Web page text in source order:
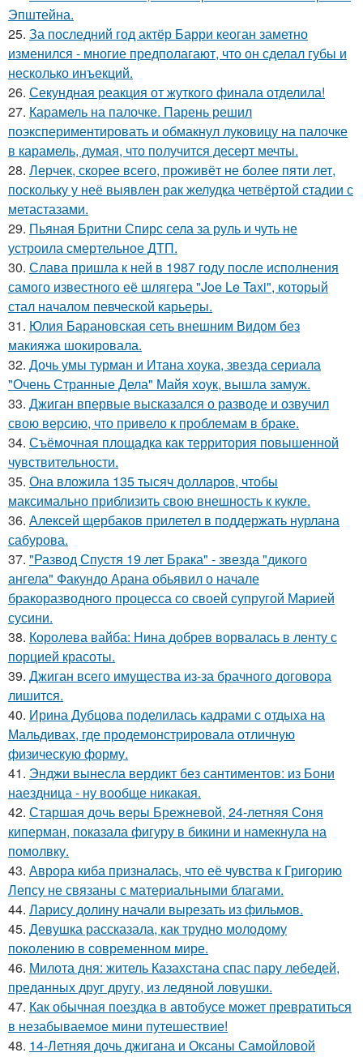
Эпштейна.
25. За последний год актёр Барри кеоган заметно
изменился - многие предполагают, что он сделал губы и
несколько инъекций.
26. Секундная реакция от жуткого финала отделила!
27. Карамель на палочке. Парень решил
поэкспериментировать и обмакнул луковицу на палочке
в карамель, думая, что получится десерт мечты.
28. Лерчек, скорее всего, проживёт не более пяти лет,
поскольку у неё выявлен рак желудка четвёртой стадии с
метастазами.
29. Пьяная Бритни Спирс села за руль и чуть не
устроила смертельное ДТП.
30. Слава пришла к ней в 1987 году после исполнения
самого известного её шлягера "Joe Le Taxi", который
стал началом певческой карьеры.
31. Юлия Барановская сеть внешним Видом без
макияжа шокировала.
32. Дочь умы турман и Итана хоука, звезда сериала
"Очень Странные Дела" Майя хоук, вышла замуж.
33. Джиган впервые высказался о разводе и озвучил
свою версию, что привело к проблемам в браке.
34. Съёмочная площадка как территория повышенной
чувствительности.
35. Она вложила 135 тысяч долларов, чтобы
максимально приблизить свою внешность к кукле.
36. Алексей щербаков прилетел в поддержать нурлана
сабурова.
37. "Развод Спустя 19 лет Брака" - звезда "дикого
ангела" Факундо Арана обьявил о начале
бракоразводного процесса со своей супругой Марией
сусини.
38. Королева вайба: Нина добрев ворвалась в ленту с
порцией красоты.
39. Джиган всего имущества из-за брачного договора
лишится.
40. Ирина Дубцова поделилась кадрами с отдыха на
Мальдивах, где продемонстрировала отличную
физическую форму.
41. Энджи вынесла вердикт без сантиментов: из Бони
наездница - ну вообще никакая.
42. Старшая дочь веры Брежневой, 24-летняя Соня
киперман, показала фигуру в бикини и намекнула на
помолвку.
43. Аврора киба призналась, что её чувства к Григорию
Лепсу не связаны с материальными благами.
44. Ларису долину начали вырезать из фильмов.
45. Девушка рассказала, как трудно молодому
поколению в современном мире.
46. Милота дня: житель Казахстана спас пару лебедей,
преданных друг другу, из ледяной ловушки.
47. Как обычная поездка в автобусе может превратиться
в незабываемое мини путешествие!
48. 14-Летняя дочь джигана и Оксаны Самойловой